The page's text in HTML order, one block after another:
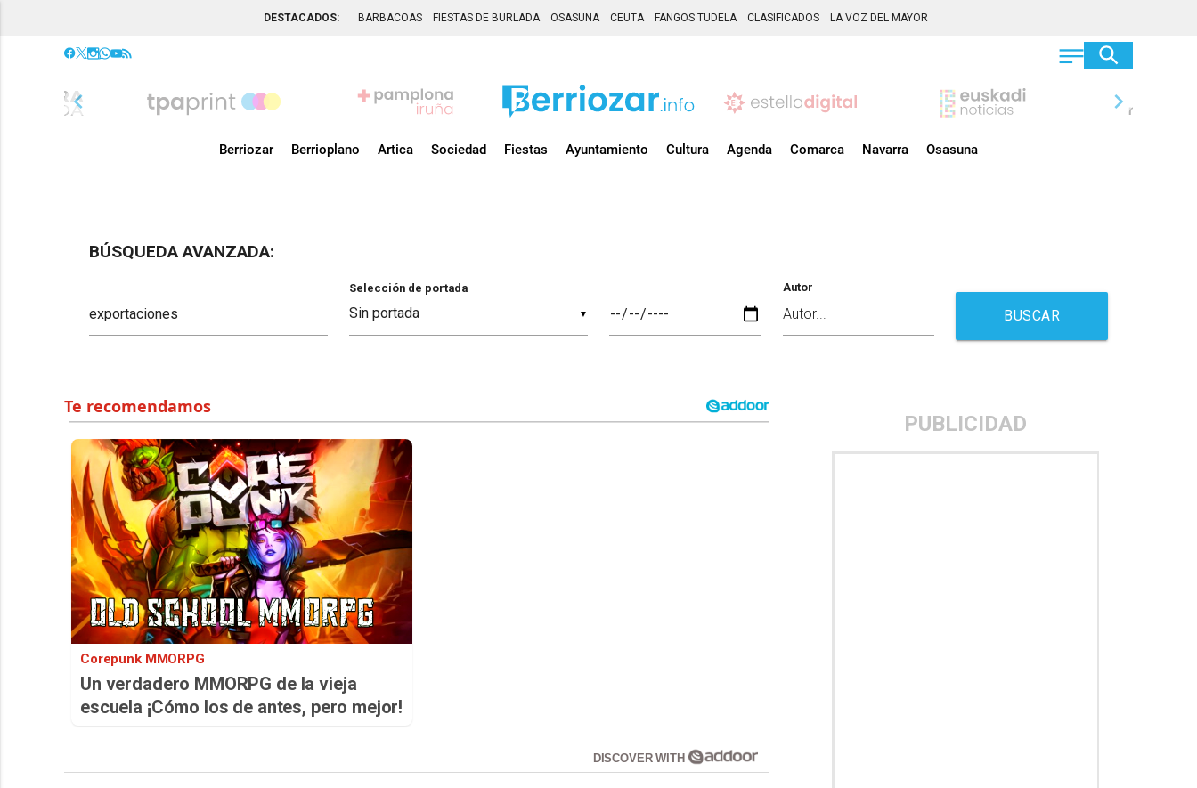
DESTACADOS: BARBACOAS FIESTAS DE BURLADA OSASUNA CEUTA FANGOS TUDELA CLASIFICADOS LA VOZ DEL MAYOR
chevron_left chevron_right
Berriozar Berrioplano Artica Sociedad Fiestas Ayuntamiento Cultura Agenda Comarca Navarra Osasuna
BÚSQUEDA AVANZADA:
▼
Selección de portada Autor
BUSCAR
Corepunk MMORPG
Un verdadero MMORPG de la vieja
escuela ¡Cómo los de antes, pero mejor!
DISCOVER WITH
PUBLICIDAD